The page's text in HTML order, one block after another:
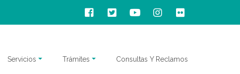
Servicios Trámites Consultas Y Reclamos